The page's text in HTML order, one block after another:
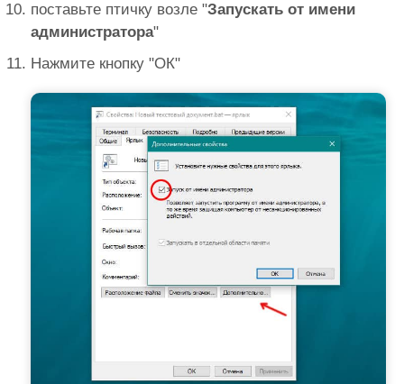
поставьте птичку возле "Запускать от имени
администратора"
Нажмите кнопку "ОК"